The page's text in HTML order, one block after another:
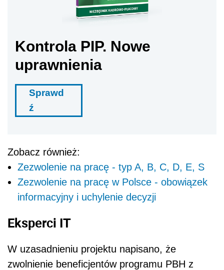
Kontrola PIP. Nowe
uprawnienia
Sprawd
ź
Zobacz również:
Zezwolenie na pracę - typ A, B, C, D, E, S
Zezwolenie na pracę w Polsce - obowiązek
informacyjny i uchylenie decyzji
Eksperci IT
W uzasadnieniu projektu napisano, że
zwolnienie beneficjentów programu PBH z